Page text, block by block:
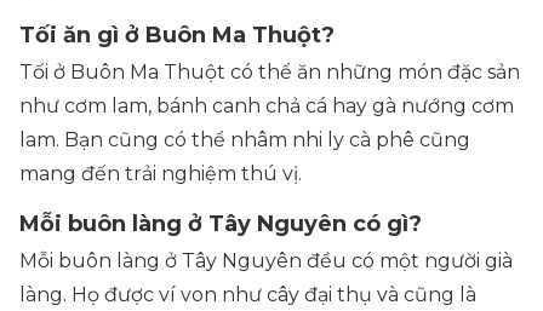
Tối ăn gì ở Buôn Ma Thuột?
Tối ở Buôn Ma Thuột có thể ăn những món đặc sản
như cơm lam, bánh canh chả cá hay gà nướng cơm
lam. Bạn cũng có thể nhâm nhi ly cà phê cũng
mang đến trải nghiệm thú vị.
Mỗi buôn làng ở Tây Nguyên có gì?
Mỗi buôn làng ở Tây Nguyên đều có một người già
làng. Họ được ví von như cây đại thụ và cũng là